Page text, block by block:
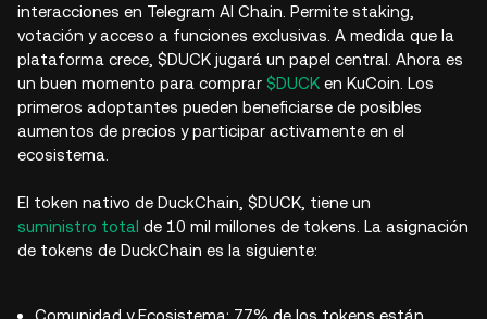
interacciones en Telegram AI Chain. Permite staking,
votación y acceso a funciones exclusivas. A medida que la
plataforma crece, $DUCK jugará un papel central. Ahora es
un buen momento para comprar $DUCK en KuCoin. Los
primeros adoptantes pueden beneficiarse de posibles
aumentos de precios y participar activamente en el
ecosistema.
El token nativo de DuckChain, $DUCK, tiene un
suministro total de 10 mil millones de tokens. La asignación
de tokens de DuckChain es la siguiente:
Comunidad y Ecosistema: 77% de los tokens están